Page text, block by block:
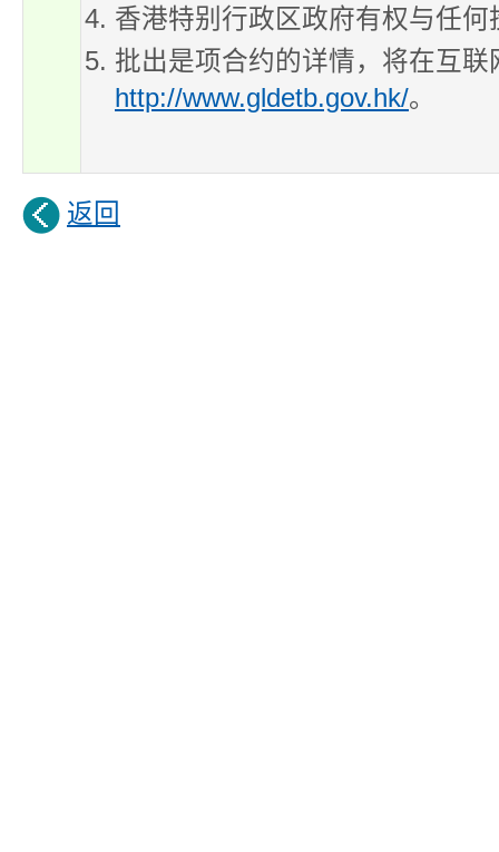
香港特别行政区政府有权与任
批出是项合约的详情，将在互
http://www.gldetb.gov.hk/。
返回